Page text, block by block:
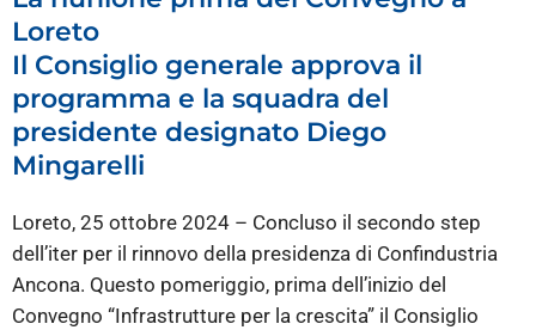
Loreto
Il Consiglio generale approva il
programma e la squadra del
presidente designato Diego
Mingarelli
Loreto, 25 ottobre 2024 – Concluso il secondo step
dell’iter per il rinnovo della presidenza di Confindustria
Ancona. Questo pomeriggio, prima dell’inizio del
Convegno “Infrastrutture per la crescita” il Consiglio